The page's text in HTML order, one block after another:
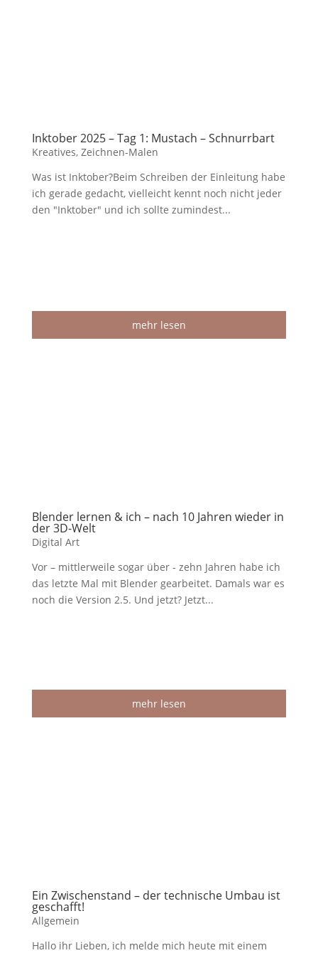
Inktober 2025 – Tag 1: Mustach – Schnurrbart
Kreatives, Zeichnen-Malen
Was ist Inktober?Beim Schreiben der Einleitung habe
ich gerade gedacht, vielleicht kennt noch nicht jeder
den "Inktober" und ich sollte zumindest...
mehr lesen
Blender lernen & ich – nach 10 Jahren wieder in
der 3D-Welt
Digital Art
Vor – mittlerweile sogar über - zehn Jahren habe ich
das letzte Mal mit Blender gearbeitet. Damals war es
noch die Version 2.5. Und jetzt? Jetzt...
mehr lesen
Ein Zwischenstand – der technische Umbau ist
geschafft!
Allgemein
Hallo ihr Lieben, ich melde mich heute mit einem